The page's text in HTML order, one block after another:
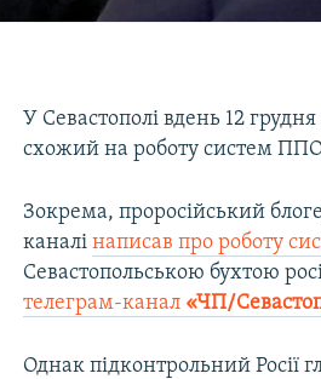
У Севастополі вдень 12
схожий на роботу систем
Зокрема, проросійський
каналінаписав про роботу
Севастопольською бухтою
телеграм-канал «ЧП/
Однак підконтрольний Росії